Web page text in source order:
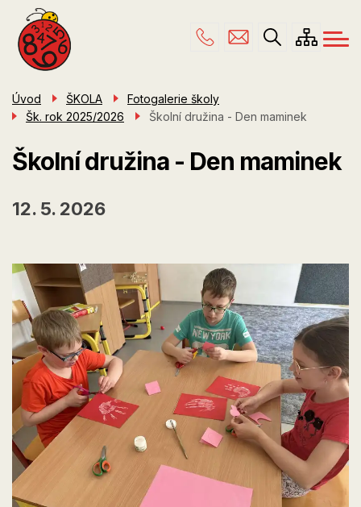
hlavnímu
obsahu
Menu
navigace
ŠKOLA
PRO RODIČE
ÚŘEDNÍ DESKA
KONTAKTY
Úvod ŠKOLA
Fotogalerie školy
Šk. rok 2025/2026
Školní družina - Den maminek
Školní družina - Den maminek
12. 5. 2026